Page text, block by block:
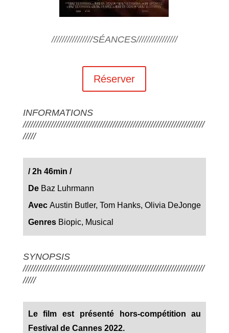
////////////////SÉANCES////////////////
Réserver
INFORMATIONS
///////////////////////////////////////////////////////////////////////
/////
/2h 46min /
DeBaz Luhrmann
Avec Austin Butler, Tom Hanks, Olivia DeJonge
Genres Biopic, Musical
SYNOPSIS
///////////////////////////////////////////////////////////////////////
/////
Le film est présenté hors-compétition au
Festival de Cannes 2022.